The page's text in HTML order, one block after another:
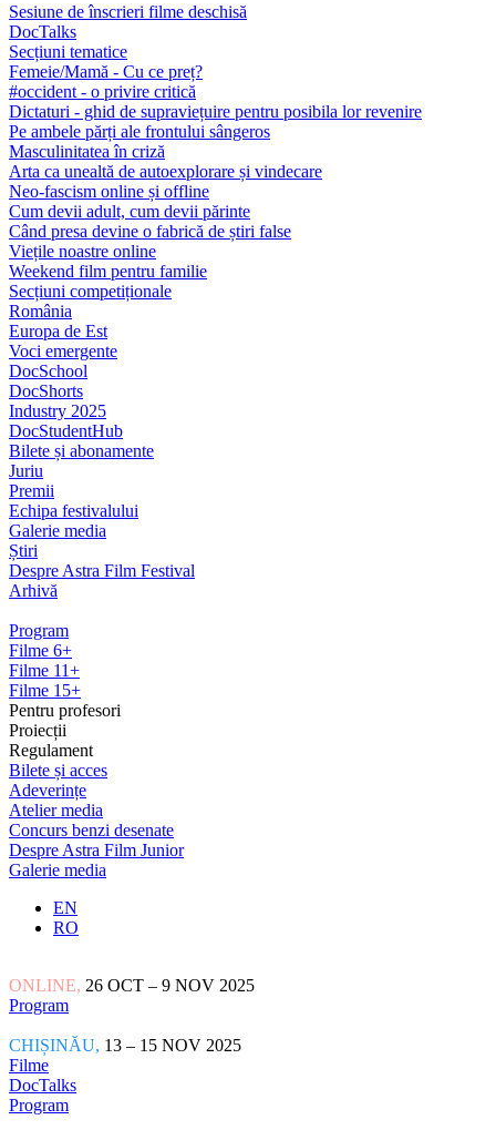
Sesiune de înscrieri filme deschisă
DocTalks
Secțiuni tematice
Femeie/Mamă - Cu ce preț?
#occident - o privire critică
Dictaturi - ghid de supraviețuire pentru posibila lor revenire
Pe ambele părți ale frontului sângeros
Masculinitatea în criză
Arta ca unealtă de autoexplorare și vindecare
Neo-fascism online și offline
Cum devii adult, cum devii părinte
Când presa devine o fabrică de știri false
Viețile noastre online
Weekend film pentru familie
Secțiuni competiționale
România
Europa de Est
Voci emergente
DocSchool
DocShorts
Industry 2025
DocStudentHub
Bilete și abonamente
Juriu
Premii
Echipa festivalului
Galerie media
Știri
Despre Astra Film Festival
Arhivă
Program
Filme 6+
Filme 11+
Filme 15+
Pentru profesori
Proiecții
Regulament
Bilete și acces
Adeverințe
Atelier media
Concurs benzi desenate
Despre Astra Film Junior
Galerie media
EN
RO
ONLINE, 26 OCT – 9 NOV 2025
Program
CHIȘINĂU, 13 – 15 NOV 2025
Filme
DocTalks
Program